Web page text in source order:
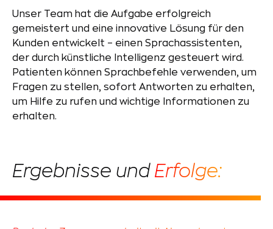
Unser Team hat die Aufgabe erfolgreich
gemeistert und eine innovative Lösung für den
Kunden entwickelt – einen Sprachassistenten,
der durch künstliche Intelligenz gesteuert wird.
Patienten können Sprachbefehle verwenden, um
Fragen zu stellen, sofort Antworten zu erhalten,
um Hilfe zu rufen und wichtige Informationen zu
erhalten.
Ergebnisse und Erfolge: